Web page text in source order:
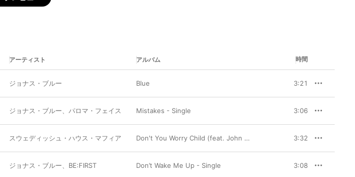
アーティスト アルバム 時間
ジョナス・ブルー Blue 3:21
ジョナス・ブルー パロマ・フェイス Mistakes - Single 3:06
スウェディッシュ・ハウス・マフィア Don't You Worry Child (feat. John Martin) - EP 3:32
ジョナス・ブルー BE:FIRST Don’t Wake Me Up - Single 3:08